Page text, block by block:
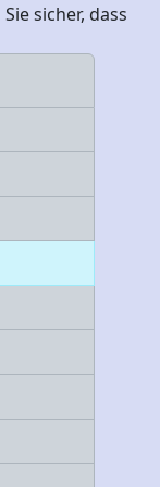
sicher, dass